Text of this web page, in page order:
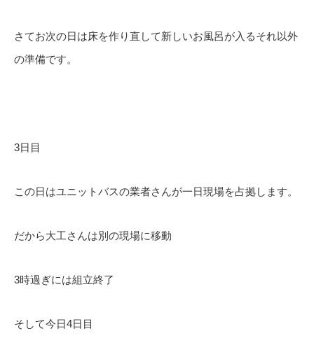
さてお次の日は床を作り直して新しいお風呂が入るそれ以外
の準備です。
3日目
この日はユニットバスの業者さんが一日現場を占拠します。
だから大工さんは別の現場に移動
3時過ぎには組立終了
そして今日4日目